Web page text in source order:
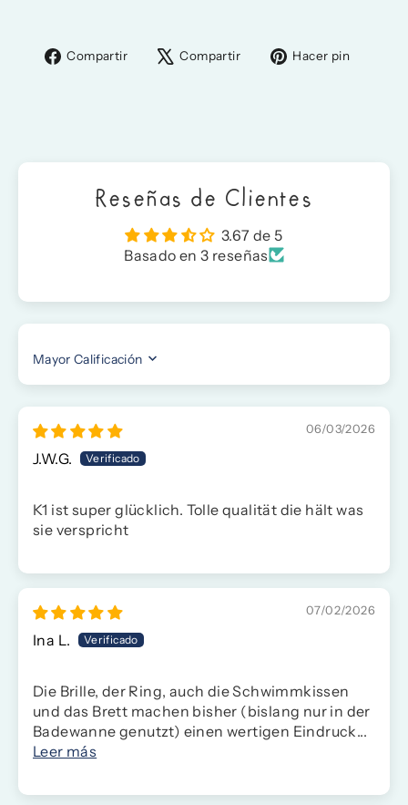
Compartir
CompartirCompartir
TuitearHacer pin
Reseñas de Clientes
3.67 de 5
Basado en 3 reseñas
SORT BY
06/03/2026
J.W.G.
K1 ist super glücklich. Tolle qualität die hält was
sie verspricht
07/02/2026
Ina L.
Die Brille, der Ring, auch die Schwimmkissen
und das Brett machen bisher (bislang nur in der
Badewanne genutzt) einen wertigen Eindruck...
Leer más